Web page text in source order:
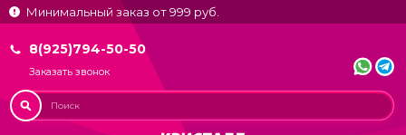
Минимальный заказ от 999 руб.
8(925)794-50-50
Заказать звонок